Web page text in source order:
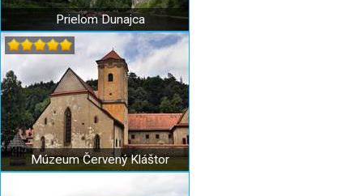
Prielom Dunajca
Múzeum Červený Kláštor